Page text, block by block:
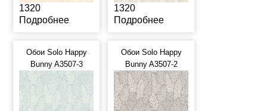
1320
Подробнее
1320
Подробнее
Обои Solo Happy
Bunny A3507-3
Обои Solo Happy
Bunny A3507-2